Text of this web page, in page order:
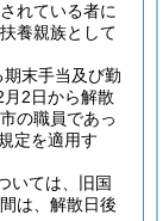
れている者に
養親族として
末手当及び勤
2日から解散
の職員であっ
定を適用す
いては、旧国
は、解散日後